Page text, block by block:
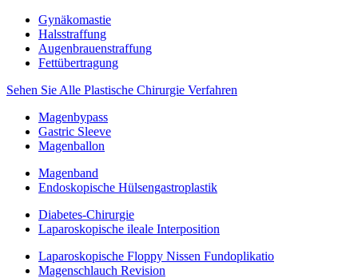
Gynäkomastie
Halsstraffung
Augenbrauenstraffung
Fettübertragung
Sehen Sie Alle Plastische Chirurgie Verfahren
Magenbypass
Gastric Sleeve
Magenballon
Magenband
Endoskopische Hülsengastroplastik
Diabetes-Chirurgie
Laparoskopische ileale Interposition
Laparoskopische Floppy Nissen Fundoplikatio
Magenschlauch Revision